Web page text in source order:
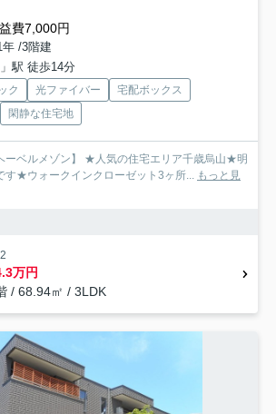
費7,000円
/3階建
駅 徒歩14分
ク 光ファイバー
宅配ボックス
閑静な住宅地
ーベルメゾン】 ★人気の住宅エリア千歳烏山★明
す★ウォークインクローゼット3ヶ所...
もっと見
万円
/ 68.94㎡ / 3LDK